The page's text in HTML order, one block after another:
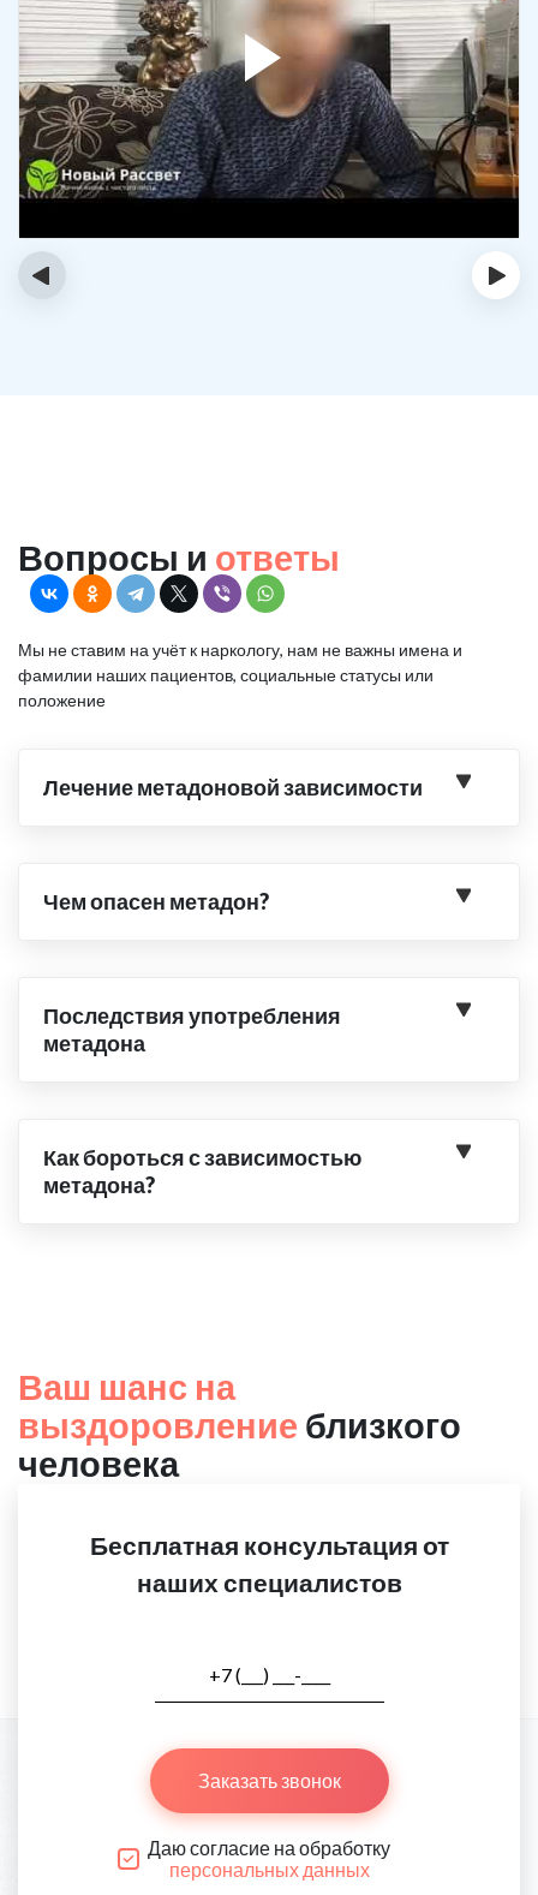
‹ ›
Вопросы и ответы
Мы не ставим на учёт к наркологу, нам не важны имена и
фамилии наших пациентов, социальные статусы или
положение
Лечение метадоновой зависимости
Чем опасен метадон?
Последствия употребления
метадона
Как бороться с зависимостью
метадона?
Ваш шанс на
выздоровление близкого
человека
Бесплатная консультация от
наших специалистов
Заказать звонок
Даю согласие на обработку
персональных данных